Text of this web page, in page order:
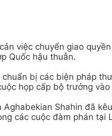
việc chuyển giao
Quốc hậu thuẫn.
bị các biện pháp
họp cấp bộ trưởng vào
Shahin đã
các cuộc đàm phán tại